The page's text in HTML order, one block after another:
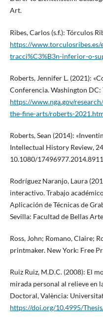
Art.
Ribes, Carlos (s.f.): Tórculos
https://
tracci%C3%B3n-inferior-o-
Roberts, Jennifer L. (2021):
Conferencia. Washington
https://www.nga.gov/
the-fine-arts/roberts-
Roberts, Sean (2014):
Intellectual History Review,
10.1080/
Rodríguez Naranjo, Laura
interactivo. Trabajo
Aplicación de Técnicas de
Sevilla: Facultad de Bellas
Ross, John; Romano, Claire;
printmaker. New York: Free
Ruiz Ruiz, M.D.C. (2008): El
mirada personal al relieve en
Doctoral, València:
https://doi.org/10.4995/